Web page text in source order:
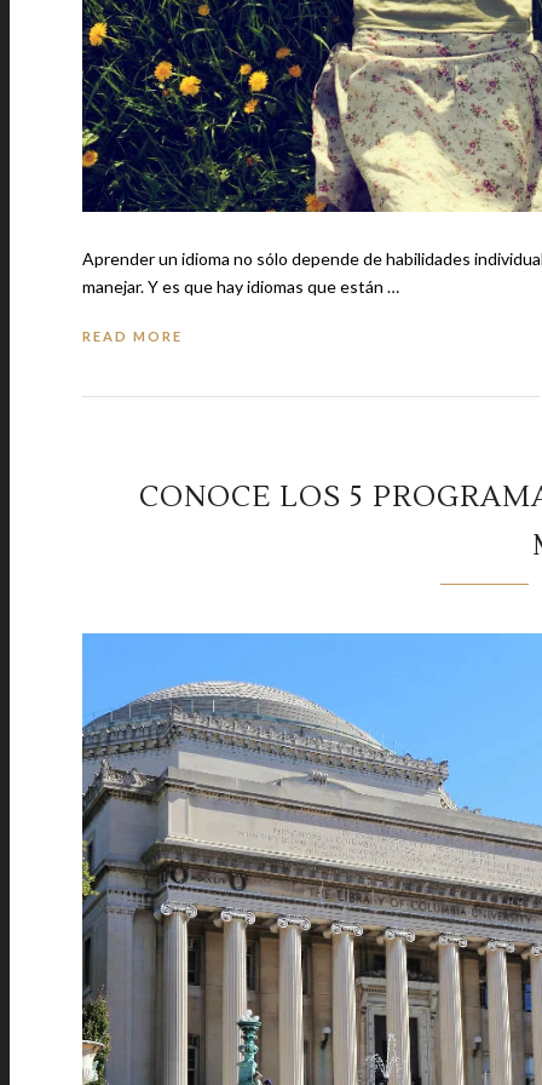
Aprender un idioma no sólo depende de habilidades
manejar. Y es que hay idiomas que están …
READ MORE
CONOCE LOS 5